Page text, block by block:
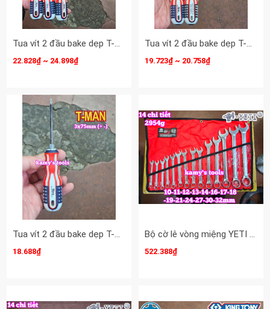
Tua vít 2 đầu bake dẹp T-MAN 5mm dài 100mm 150mm 200mm 5x100mm 5x150mm 5x200mm TMAN-6612-5B100 TMAN-6612-5B150 TMAN-6612-5B200
22.828₫ ~ 24.898₫
Tua vít 2 đầu bake dẹp T-MAN 4mm dài 100mm 150mm 4x100mm 4x150mm TMAN-6612-4B100 TMAN-6612-4B150
19.723₫ ~ 20.758₫
Tua vít 2 đầu bake dẹp T-MAN 3mm dài 75mm 3x75mm TMAN-6612-3B75
18.688₫
Bộ cờ lê vòng miệng YETI đầu búa 14 chi tiết 10-32mm YETI-32202A
522.388₫